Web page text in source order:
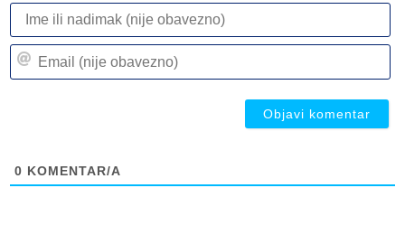
0 KOMENTAR/A